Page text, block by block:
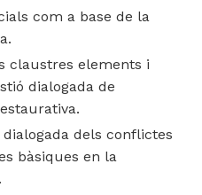
com a base de la
claustres elements i
dialogada de
dels conflictes
bàsiques en la